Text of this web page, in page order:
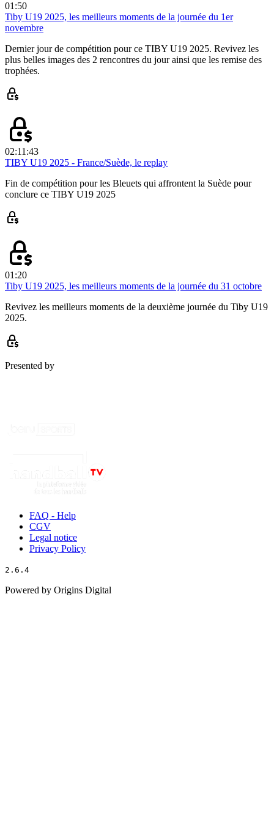
01:50
Tiby U19 2025, les meilleurs moments de la journée du 1er
novembre
Dernier jour de compétition pour ce TIBY U19 2025. Revivez les
plus belles images des 2 rencontres du jour ainsi que les remise des
trophées.
02:11:43
TIBY U19 2025 - France/Suède, le replay
Fin de compétition pour les Bleuets qui affrontent la Suède pour
conclure ce TIBY U19 2025
01:20
Tiby U19 2025, les meilleurs moments de la journée du 31 octobre
Revivez les meilleurs moments de la deuxième journée du Tiby U19
2025.
Presented by
FAQ - Help
CGV
Legal notice
Privacy Policy
2.6.4
Powered by Origins Digital